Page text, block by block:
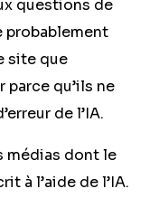
questions de
probablement
site que
parce qu’ils ne
de l’IA.
médias dont le
à l’aide de l’IA.